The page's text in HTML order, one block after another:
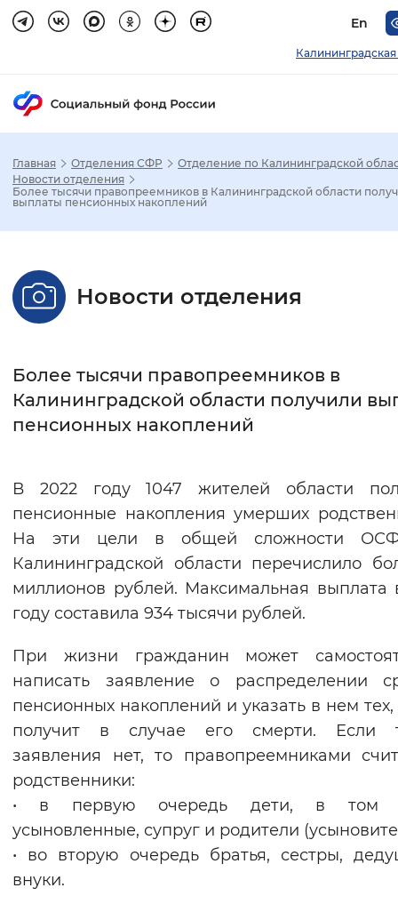
En
Стандартный Увеличенный
Без засечек С засечками
Интервал между буквами
Цвет сайта
Монохромный Инверсивный
Синий фон
Включены Выключены
Звуковой ассистент
Воспроизвести Остановить
Вернуть стандартные настройки
Главная Отделения СФР
Отделение по Калининградской
Новости отделения
Более тысячи правопреемников в Калининградской области
выплаты пенсионных накоплений
Новости отделения
Более тысячи правопреемников в
Калининградской области получили
пенсионных накоплений
В 2022 году 1047 жителей области
пенсионные накопления умерших
На эти цели в общей сложности
Калининградской области перечислило
миллионов рублей. Максимальная выплата
году составила 934 тысячи рублей.
При жизни гражданин может
написать заявление о распределении
пенсионных накоплений и указать в нем тех,
получит в случае его смерти. Если
заявления нет, то правопреемниками
родственники:
• в первую очередь дети, в том
усыновленные, супруг и родители
• во вторую очередь братья, сестры,
внуки.